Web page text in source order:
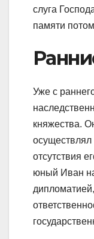
слуга
памяти
Уже с
княжества.
отсутствия
юный Иван